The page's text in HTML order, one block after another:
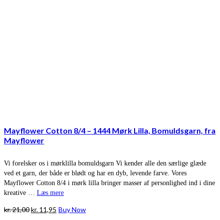
Mayflower Cotton 8/4 – 1444 Mørk Lilla, Bomuldsgarn, fra
Mayflower
Vi forelsker os i mørklilla bomuldsgarn Vi kender alle den særlige glæde
ved et garn, der både er blødt og har en dyb, levende farve. Vores
Mayflower Cotton 8/4 i mørk lilla bringer masser af personlighed ind i dine
kreative … Læs mere
kr.21,00Den
kr. 11,95 Den
Buy Now